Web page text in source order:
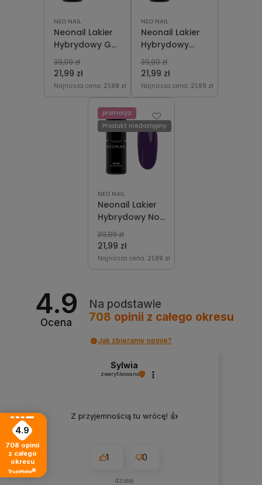
NEO NAIL
Neonail Lakier
Hybrydowy Go
See The World
7,2 ml
21,99 zł
39,99 zł
Najniższa cena: 21,99 zł
NEO NAIL
Neonail Lakier
Hybrydowy
Independent
Spirits 7,2ml
21,99 zł
39,99 zł
Najniższa cena: 21,99 zł
NEO NAIL
Neonail Lakier
Hybrydowy No
Risk, No Story
7,2 ml
21,99 zł
39,99 zł
Najniższa cena: 21,99 zł
promocja
Produkt niedostępny
4.9
Ocena
Na podstawie
708 opinii z całego okresu
Jak zbieramy opinie?
Sylwia
zweryfikowano
Z przyjemnością tu wrócę! 👍
1 0
dzisiaj
4.9
708 opinii
z całego
okresu